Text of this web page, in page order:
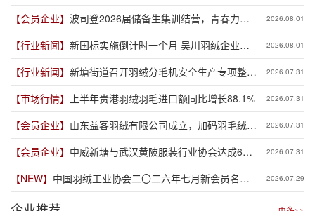
【会员企业】 波司登2026届储备生集训结营，青春力量
赋能品牌新程
2026.08.01
【行业新闻】 新国标实施倒计时一个月 吴川羽绒企业集
体“抢跑”新规
2026.08.01
【行业新闻】 新塘街道召开羽绒分毛机安全生产专项整治
推进会
2026.07.31
【市场行情】 上半年贵港羽绒羽毛进口额同比增长88.1% 2026.07.31
【会员企业】 山东益客羽绒有限公司成立，加码羽毛绒制
品全产业链布局
2026.07.31
【会员企业】 中威新塘与武汉黄陂服装行业协会达成6亿
元供应链专项授信合作
2026.07.31
【NEW】 中国羽绒工业协会二〇二六年七月新会员名单
公示
2026.07.29